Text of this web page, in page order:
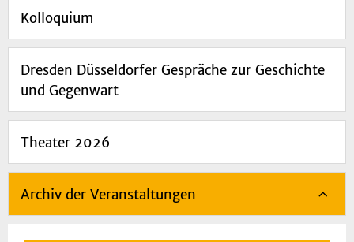
Kolloquium
Dresden Düsseldorfer Gespräche zur Geschichte
und Gegenwart
Theater 2026
Archiv der Veranstaltungen